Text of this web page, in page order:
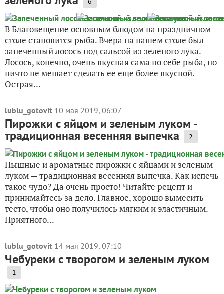
В Благовещение основным блюдом на праздничном
столе становится рыба. Вчера на нашем столе был
запеченный лосось под сальсой из зеленого лука.
Лосось, конечно, очень вкусная сама по себе рыба, но
ничто не мешает сделать ее еще более вкусной.
Острая...
lublu_gotovit 10 мая 2019, 06:07
Пирожки с яйцом и зеленым луком -
традиционная весенняя выпечка 2
Пышные и ароматные пирожки с яйцами и зеленым
луком — традиционная весенняя выпечка. Как испечь
такое чудо? Да очень просто! Читайте рецепт и
принимайтесь за дело. Главное, хорошо вымесить
тесто, чтобы оно получилось мягким и эластичным.
Приятного...
lublu_gotovit 14 мая 2019, 07:10
Чебуреки с творогом и зеленым луком
1